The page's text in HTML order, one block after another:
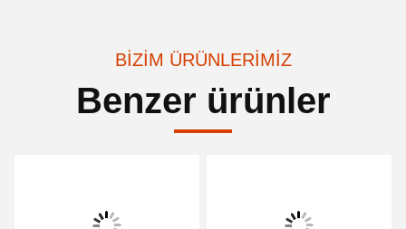
BIZIM ÜRÜNLERIMIZ
Benzer ürünler